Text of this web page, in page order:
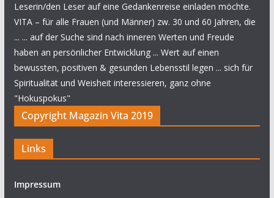
Leserin/den Leser auf eine Gedankenreise einladen möchte.
VITA – für alle Frauen (und Männer) zw. 30 und 60 Jahren, die
... ... auf der Suche sind nach inneren Werten und Freude
haben an persönlicher Entwicklung ... Wert auf einen
bewussten, positiven & gesunden Lebensstil legen ... sich für
Spiritualität und Weisheit interessieren, ganz ohne
"Hokuspokus"
Copyright Magazin Vita 2019
Links
Impressum